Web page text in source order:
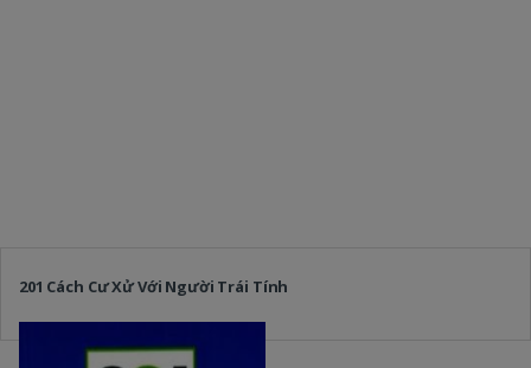
201 Cách Cư Xử Với Người Trái Tính